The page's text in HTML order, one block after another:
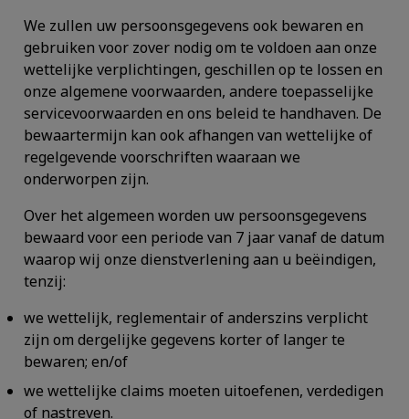
We zullen uw persoonsgegevens ook bewaren en
gebruiken voor zover nodig om te voldoen aan onze
wettelijke verplichtingen, geschillen op te lossen en
onze algemene voorwaarden, andere toepasselijke
servicevoorwaarden en ons beleid te handhaven. De
bewaartermijn kan ook afhangen van wettelijke of
regelgevende voorschriften waaraan we
onderworpen zijn.
Over het algemeen worden uw persoonsgegevens
bewaard voor een periode van 7 jaar vanaf de datum
waarop wij onze dienstverlening aan u beëindigen,
tenzij:
we wettelijk, reglementair of anderszins verplicht
zijn om dergelijke gegevens korter of langer te
bewaren; en/of
we wettelijke claims moeten uitoefenen, verdedigen
of nastreven.